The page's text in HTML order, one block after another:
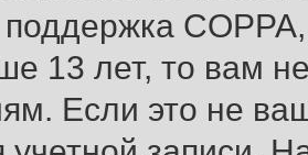
13 лет, то вам
Если это не